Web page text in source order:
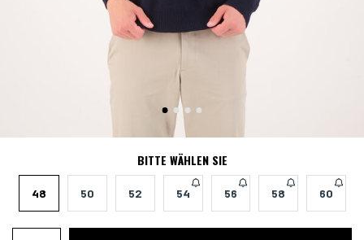
BITTE WÄHLEN SIE
48 60
50 52 58
54 56